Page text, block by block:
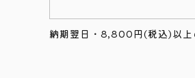
納期翌日・8,800円(税込)以上